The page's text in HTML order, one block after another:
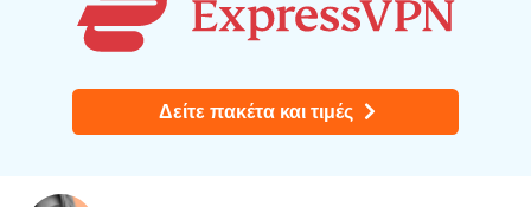
Δείτε πακέτα και τιμές